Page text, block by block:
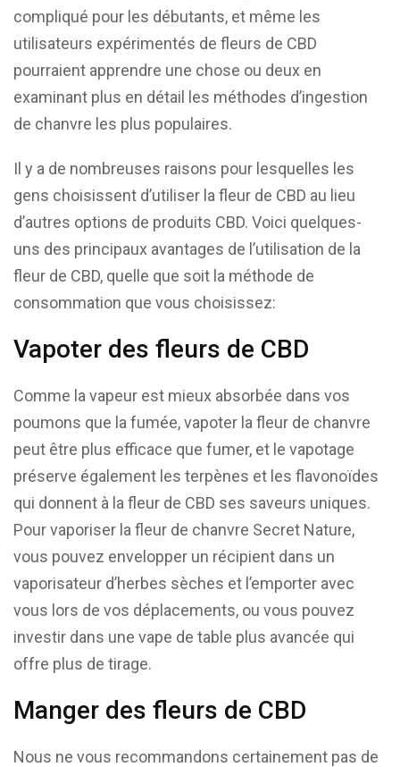
compliqué pour les débutants, et même les
utilisateurs expérimentés de fleurs de CBD
pourraient apprendre une chose ou deux en
examinant plus en détail les méthodes d’ingestion
de chanvre les plus populaires.
Il y a de nombreuses raisons pour lesquelles les
gens choisissent d’utiliser la fleur de CBD au lieu
d’autres options de produits CBD. Voici quelques-
uns des principaux avantages de l’utilisation de la
fleur de CBD, quelle que soit la méthode de
consommation que vous choisissez:
Vapoter des fleurs de CBD
Comme la vapeur est mieux absorbée dans vos
poumons que la fumée, vapoter la fleur de chanvre
peut être plus efficace que fumer, et le vapotage
préserve également les terpènes et les flavonoïdes
qui donnent à la fleur de CBD ses saveurs uniques.
Pour vaporiser la fleur de chanvre Secret Nature,
vous pouvez envelopper un récipient dans un
vaporisateur d’herbes sèches et l’emporter avec
vous lors de vos déplacements, ou vous pouvez
investir dans une vape de table plus avancée qui
offre plus de tirage.
Manger des fleurs de CBD
Nous ne vous recommandons certainement pas de